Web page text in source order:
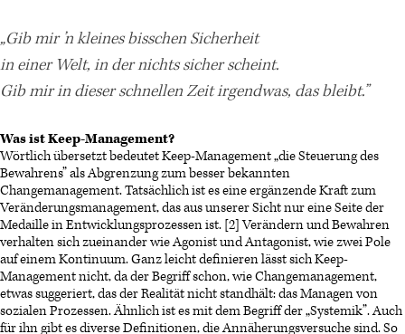
„Gib mir ’n kleines bisschen Sicherheit
in einer Welt, in der nichts sicher scheint.
Gib mir in dieser schnellen Zeit irgendwas, das bleibt.”
Was ist Keep-Management?
Wörtlich übersetzt bedeutet Keep-Management „die Steuerung des
Bewahrens” als Abgrenzung zum besser bekannten
Changemanagement. Tatsächlich ist es eine ergänzende Kraft zum
Veränderungsmanagement, das aus unserer Sicht nur eine Seite der
Medaille in Entwicklungsprozessen ist. [2] Verändern und Bewahren
verhalten sich zueinander wie Agonist und Antagonist, wie zwei Pole
auf einem Kontinuum. Ganz leicht definieren lässt sich Keep-
Management nicht, da der Begriff schon, wie Changemanagement,
etwas suggeriert, das der Realität nicht standhält: das Managen von
sozialen Prozessen. Ähnlich ist es mit dem Begriff der „Systemik”. Auch
für ihn gibt es diverse Definitionen, die Annäherungsversuche sind. So